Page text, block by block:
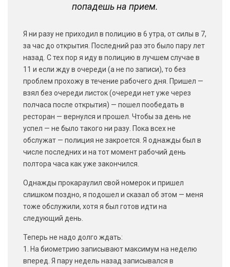
попадешь на прием.
Я ни разу не приходил в полицию в 6 утра, от силы в 7,
за час до открытия. Последний раз это было пару лет
назад. С тех пор я иду в полицию в лучшем случае в
11 и если жду в очереди (а не по записи), то без
проблем прохожу в течение рабочего дня. Пришел —
взял без очереди листок (очереди нет уже через
полчаса после открытия) — пошел пообедать в
ресторан — вернулся и прошел. Чтобы за день не
успел — не было такого ни разу. Пока всех не
обслужат — полиция не закроется. Я однажды был в
числе последних и на тот момент рабочий день
полтора часа как уже закончился.
Однажды прокараулил свой номерок и пришел
слишком поздно, я подошел и сказал об этом — меня
тоже обслужили, хотя я был готов идти на
следующий день.
Теперь не надо долго ждать:
1. На биометрию записывают максимум на неделю
вперед. Я пару недель назад записывался в